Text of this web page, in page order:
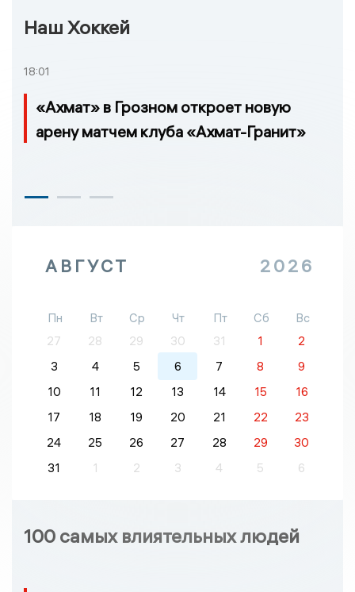
Наш Хоккей
18:01
«Ахмат» в Грозном откроет новую
арену матчем клуба «Ахмат-Гранит»
АВГУСТ 2026
Пн Вт Ср Чт Пт Сб
Вс
27
28 29 30 31 1
2
3
4 5 6 7 8
9
10
11 12 13 14 15
16
17
18 19 20 21 22
23
24
25 26 27 28 29
30
31
1 2 3 4 5 6
100 самых влиятельных людей